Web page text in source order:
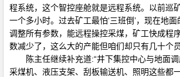
程系统，这个智控座舱就是远程系统。以前巡
一个多小时。过去矿工最怕‘三班倒’，现在地
调整所有参数，能远程操控采煤，矿工快成程
数减少了，这么大的产能但咱们却只有几十个
陈主任继续补充道:“井下集控中心与地面调
采煤机、液压支架、刮板输送机、照明这些都